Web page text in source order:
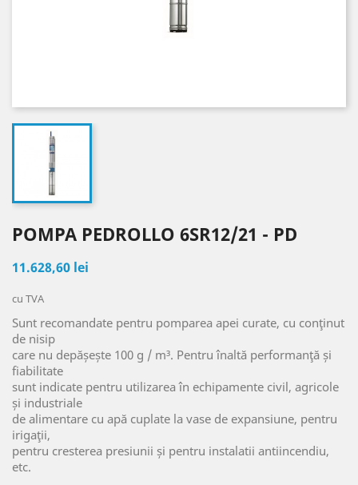
POMPA PEDROLLO 6SR12/21 - PD
11.628,60 lei
cu TVA
Sunt recomandate pentru pomparea apei curate, cu conţinut
de nisip
care nu depășește 100 g / m³. Pentru înaltă performanţă și
fiabilitate
sunt indicate pentru utilizarea în echipamente civil, agricole
și industriale
de alimentare cu apă cuplate la vase de expansiune, pentru
irigaţii,
pentru cresterea presiunii și pentru instalatii antiincendiu,
etc.